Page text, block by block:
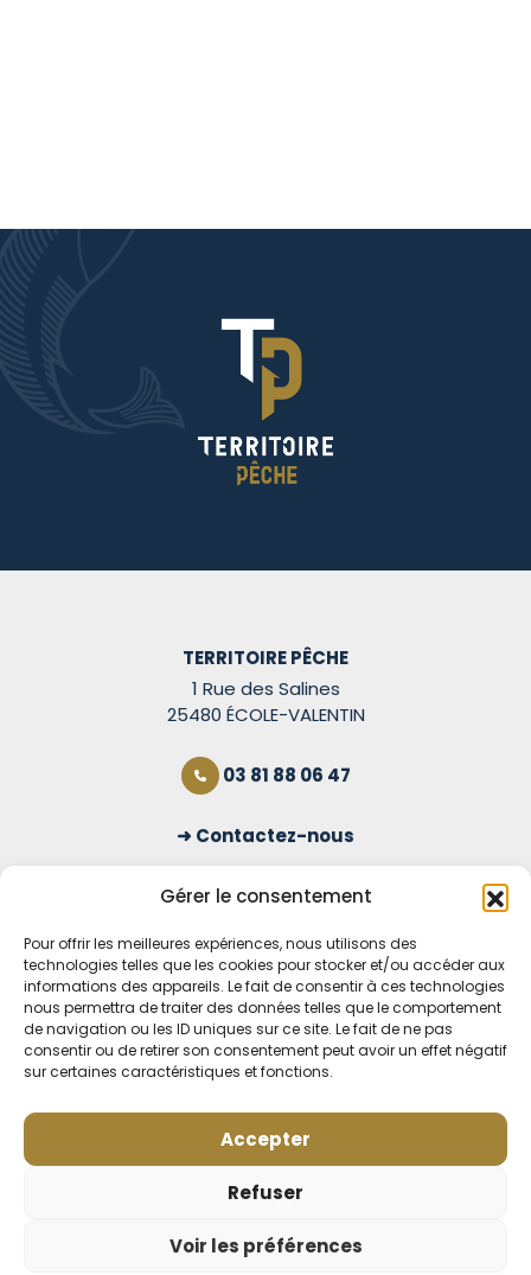
Gérer le consentement
Pour offrir les meilleures expériences, nous utilisons des
technologies telles que les cookies pour stocker et/ou accéder aux
informations des appareils. Le fait de consentir à ces technologies
nous permettra de traiter des données telles que le comportement
de navigation ou les ID uniques sur ce site. Le fait de ne pas
consentir ou de retirer son consentement peut avoir un effet négatif
sur certaines caractéristiques et fonctions.
Accepter
Refuser
Voir les préférences
TERRITOIRE PÊCHE
1 Rue des Salines
25480 ÉCOLE-VALENTIN
03 81 88 06 47
Contactez-nous
S'inscrire à la newsletter
OUVERT TOUS LES JOURS
Voir nos horaires
MENTIONS LÉGALES
POLITIQUE DE CONFIDENTIALITÉ